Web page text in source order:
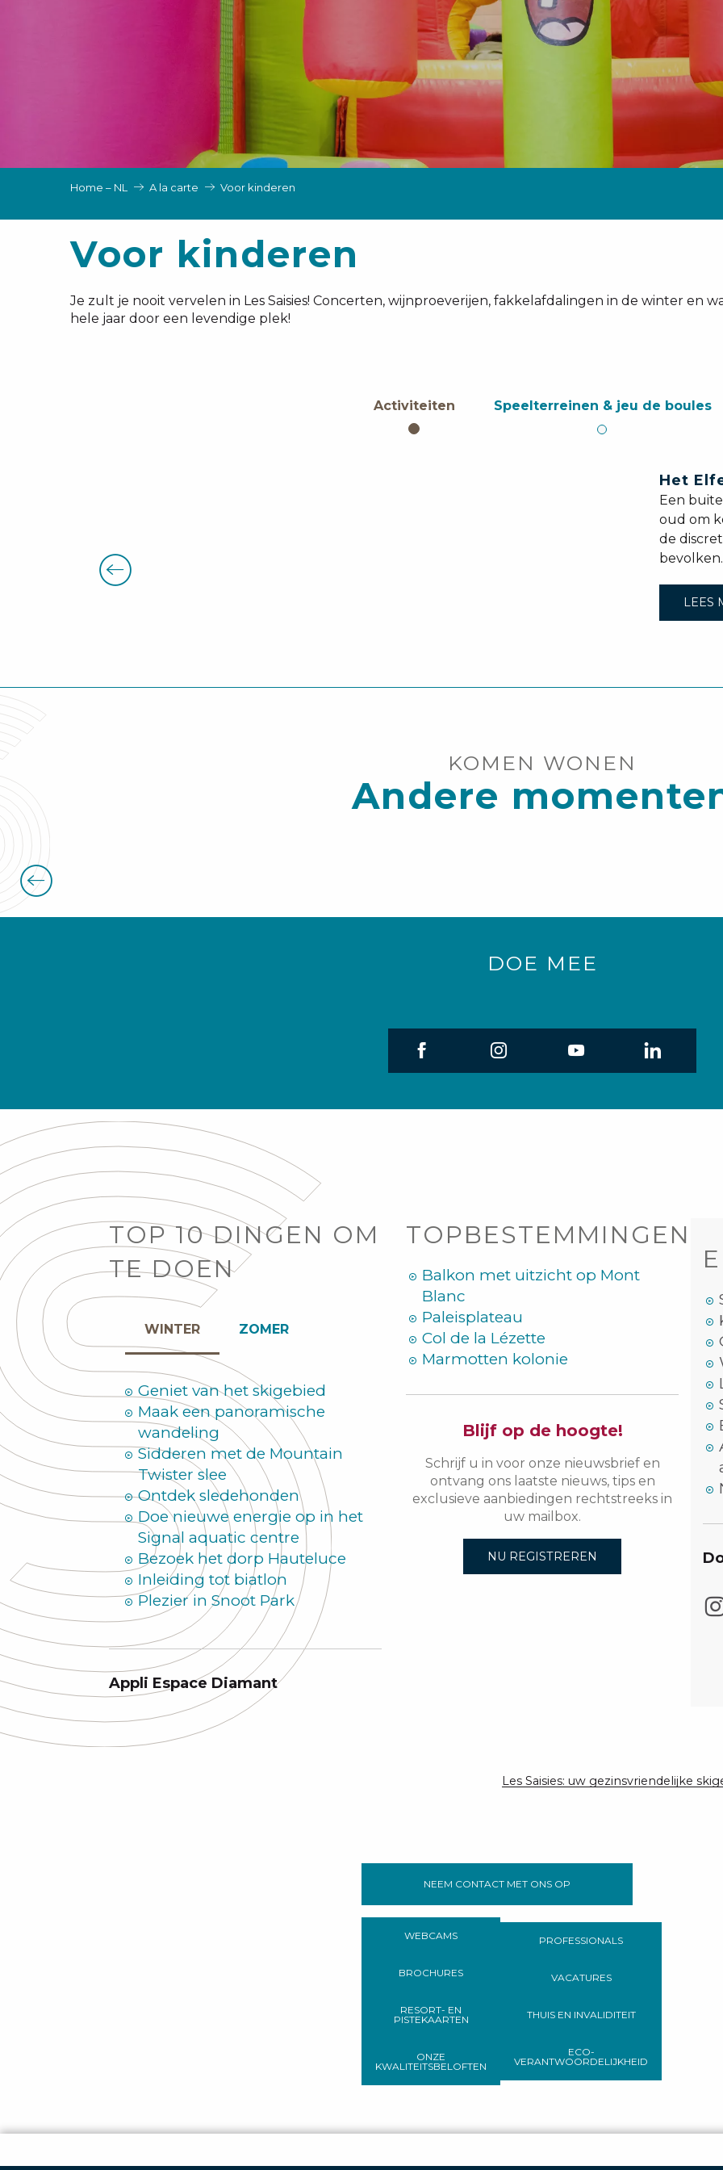
GROEPEN, ONDERNEMINGSRADEN
Home – NL A la carte Voor kinderen
Voor kinderen
Je zult je nooit vervelen in Les Saisies! Concerten, wijnproeverijen, fakkelafdalingen in de winter en
hele jaar door een levendige plek!
Activiteiten Speelterreinen & jeu de boules
Het
Een
oud om
de
LEES
KOMEN WONEN
Andere
DOE MEE
TOP 10 DINGEN OM
TE DOEN
WINTER ZOMER
Geniet van het skigebied
Maak een panoramische
wandeling
Sidderen met de Mountain
Twister slee
Ontdek sledehonden
Doe nieuwe energie op in het
Signal aquatic centre
Bezoek het dorp Hauteluce
Inleiding tot biatlon
Plezier in Snoot Park
Appli Espace Diamant
TOPBESTEMMINGEN
Balkon met uitzicht op Mont
Blanc
Paleisplateau
Col de la Lézette
Marmotten kolonie
Blijf op de hoogte!
Schrijf u in voor onze nieuwsbrief en
ontvang ons laatste nieuws, tips en
exclusieve aanbiedingen rechtstreeks in
uw mailbox.
NU REGISTREREN
Les Saisies: uw gezinsvriendelijke
NEEM CONTACT MET ONS OP
WEBCAMS
BROCHURES
RESORT- EN
PISTEKAARTEN
ONZE
KWALITEITSBELOFTEN
PROFESSIONALS
VACATURES
THUIS EN INVALIDITEIT
ECO-
VERANTWOORDELIJKHEID